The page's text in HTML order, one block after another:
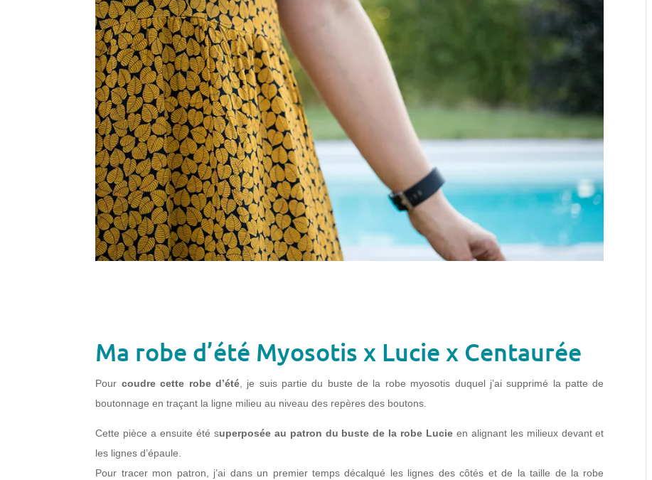
Ma robe d’été Myosotis x Lucie x Centaurée
Pour coudre cette robe d’été, je suis partie du buste de la robe myosotis duquel j’ai supprimé la patte de
boutonnage en traçant la ligne milieu au niveau des repères des boutons.
Cette pièce a ensuite été superposée au patron du buste de la robe Lucie en alignant les milieux devant et
les lignes d’épaule.
Pour tracer mon patron, j’ai dans un premier temps décalqué les lignes des côtés et de la taille de la robe